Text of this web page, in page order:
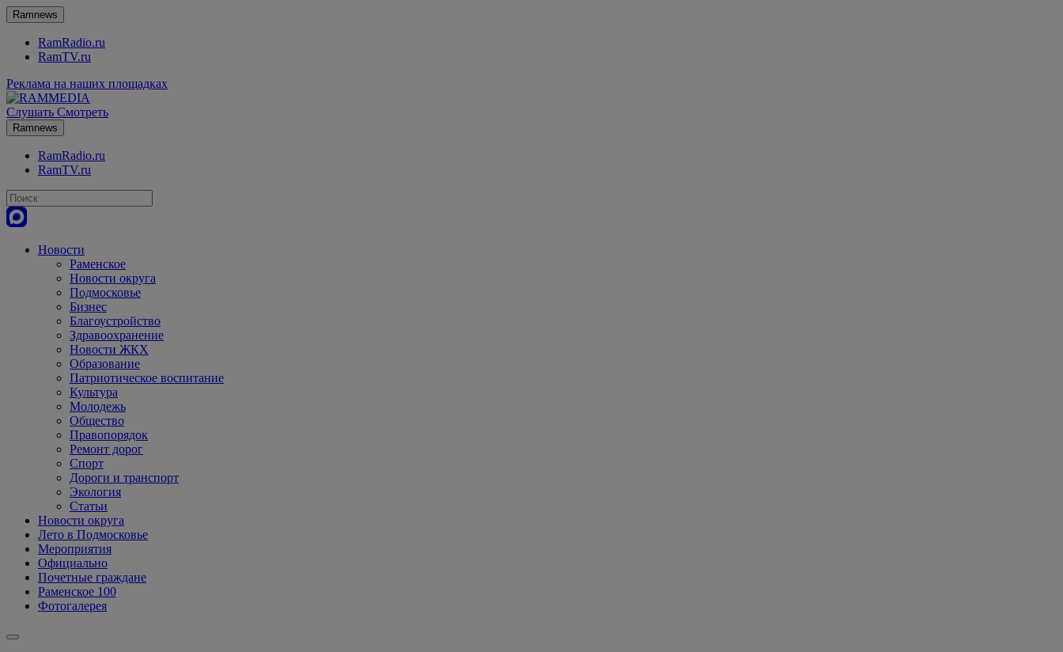
Ramnews
RamRadio.ru
RamTV.ru
Реклама на наших площадках
Слушать Смотреть
Ramnews
RamRadio.ru
RamTV.ru
Новости
Раменское
Новости округа
Подмосковье
Бизнес
Благоустройство
Здравоохранение
Новости ЖКХ
Образование
Патриотическое воспитание
Культура
Молодежь
Общество
Правопорядок
Ремонт дорог
Спорт
Дороги и транспорт
Экология
Статьи
Новости округа
Лето в Подмосковье
Мероприятия
Официально
Почетные граждане
Раменское 100
Фотогалерея